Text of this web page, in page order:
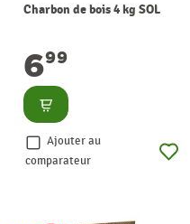
Charbon de bois 4 kg SOL
699
Consulter
Ajouter au
comparateur